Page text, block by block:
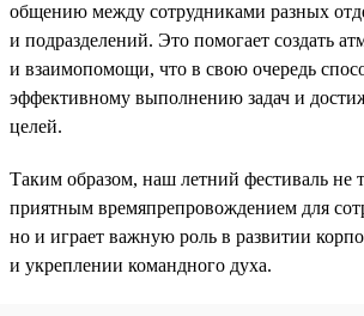
общению между сотрудниками разных
и подразделений. Это помогает создать
и взаимопомощи, что в свою очередь
эффективному выполнению задач и
целей.
Таким образом, наш летний фестиваль не
приятным времяпрепровождением для
но и играет важную роль в развитии
и укреплении командного духа.